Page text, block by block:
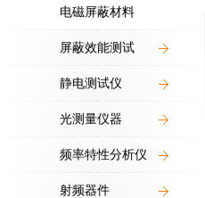
电磁屏蔽材料
屏蔽效能测试
静电测试仪
光测量仪器
频率特性分析仪
射频器件